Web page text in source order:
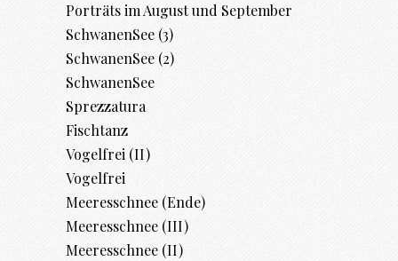
Porträts im August und September
SchwanenSee (3)
SchwanenSee (2)
SchwanenSee
Sprezzatura
Fischtanz
Vogelfrei (II)
Vogelfrei
Meeresschnee (Ende)
Meeresschnee (III)
Meeresschnee (II)